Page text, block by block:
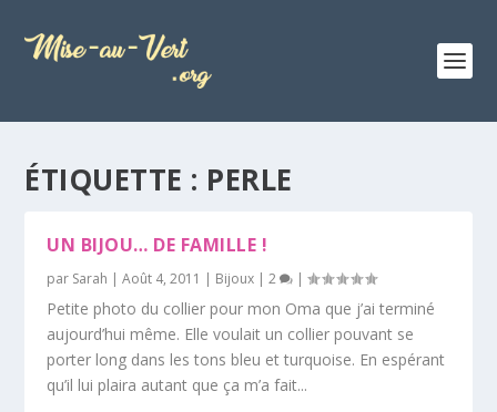
ÉTIQUETTE : PERLE
UN BIJOU… DE FAMILLE !
par Sarah |Août 4, 2011 | Bijoux |2 |
Petite photo du collier pour mon Oma que j’ai terminé
aujourd’hui même. Elle voulait un collier pouvant se
porter long dans les tons bleu et turquoise. En espérant
qu’il lui plaira autant que ça m’a fait...